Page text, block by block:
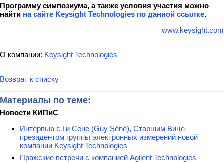
Программу симпозиума, а также условия участия можно
найти на сайте Keysight Technologies по данной ссылке.
www.keysight.com
О компании: Keysight Technologies
Возврат к списку
Материалы по теме:
Новости КИПиС
Интервью с Ги Сене (Guy Séné), Старшим Вице-
президентом группы электронных измерений новой
компании Keysight Technologies
Пражские встречи с компанией Agilent Technologies